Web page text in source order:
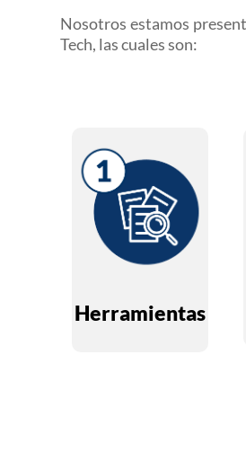
Nosotros estamos
Tech, las cuales son:
Herramientas
Conoce
nuestros
contenidos de
apoyo y
clave.